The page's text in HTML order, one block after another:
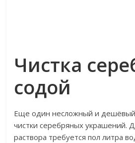
Чистка
содой
Еще один несложный и
чистки серебряных украшений.
раствора требуется пол литра